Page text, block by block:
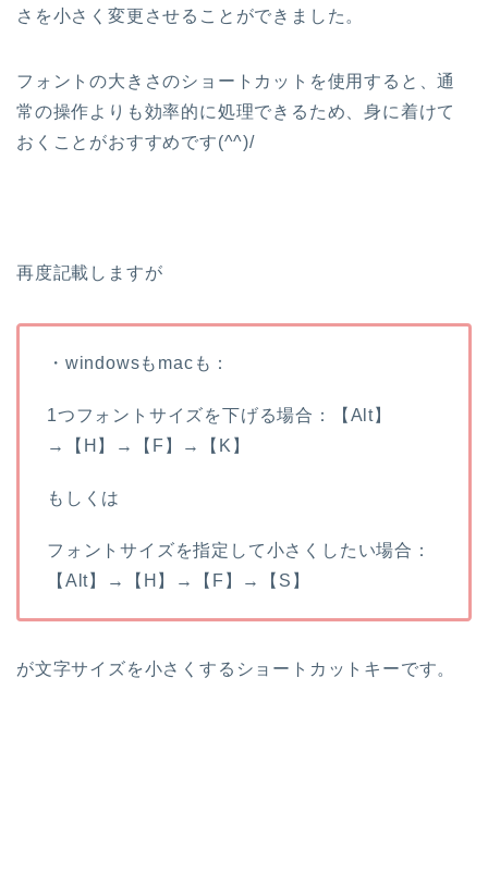
さを小さく変更させることができました。
フォントの大きさのショートカットを使用すると、通
常の操作よりも効率的に処理できるため、身に着けて
おくことがおすすめです(^^)/
再度記載しますが
・windowsもmacも：
1つフォントサイズを下げる場合：【Alt】
→【H】→【F】→【K】
もしくは
フォントサイズを指定して小さくしたい場合：
【Alt】→【H】→【F】→【S】
が文字サイズを小さくするショートカットキーです。